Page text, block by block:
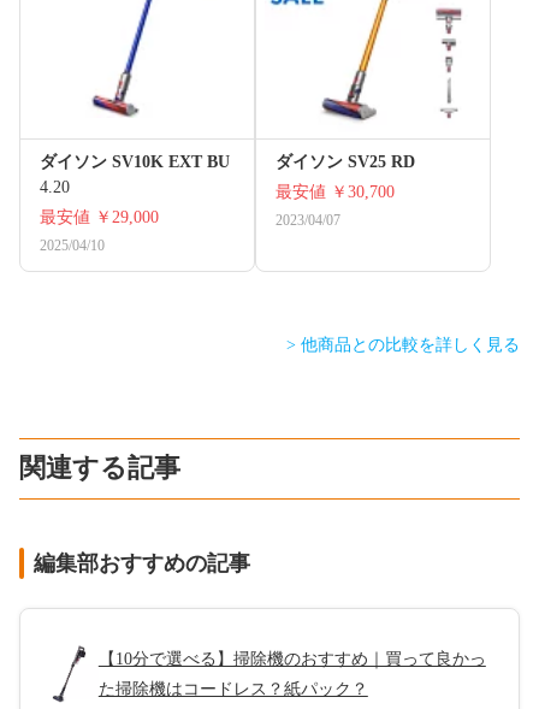
ダイソン SV10K EXT BU
4.20
最安値 ￥29,000
2025/04/10
ダイソン SV25 RD
最安値 ￥30,700
2023/04/07
> 他商品との比較を詳しく見る
関連する記事
編集部おすすめの記事
【10分で選べる】掃除機のおすすめ｜買って良かっ
た掃除機はコードレス？紙パック？